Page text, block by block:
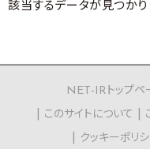
該当するデータが見つかり
NET-IRトップペ
このサイトについて
クッキーポリ